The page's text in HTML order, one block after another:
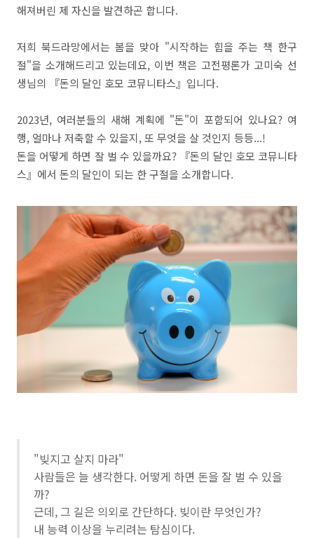
해져버린 제 자신을 발견하곤 합니다.
저희 북드라망에서는 봄을 맞아 "시작하는 힘을 주는 책 한구
절"을 소개해드리고 있는데요, 이번 책은 고전평론가 고미숙 선
생님의 『돈의 달인 호모 코뮤니타스』입니다.
2023년, 여러분들의 새해 계획에 "돈"이 포함되어 있나요? 여
행, 얼마나 저축할 수 있을지, 또 무엇을 살 것인지 등등...!
돈을 어떻게 하면 잘 벌 수 있을까요? 『돈의 달인 호모 코뮤니타
스』에서 돈의 달인이 되는 한 구절을 소개합니다.
"빚지고 살지 마라"
사람들은 늘 생각한다. 어떻게 하면 돈을 잘 벌 수 있을
까?
근데, 그 길은 의외로 간단하다. 빚이란 무엇인가?
내 능력 이상을 누리려는 탐심이다.